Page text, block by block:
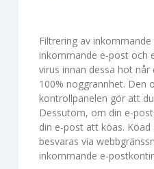
Filtrering av
inkommande e-post och
virus innan dessa hot
100% noggrannhet. Den
kontrollpanelen gör att
Dessutom, om din e-
din e-post att köas.
besvaras via
inkommande e-